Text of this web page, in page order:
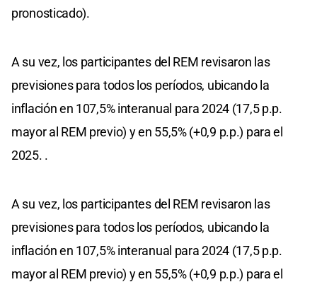
pronosticado).
A su vez, los participantes del REM revisaron las
previsiones para todos los períodos, ubicando la
inflación en 107,5% interanual para 2024 (17,5 p.p.
mayor al REM previo) y en 55,5% (+0,9 p.p.) para el
2025. .
A su vez, los participantes del REM revisaron las
previsiones para todos los períodos, ubicando la
inflación en 107,5% interanual para 2024 (17,5 p.p.
mayor al REM previo) y en 55,5% (+0,9 p.p.) para el